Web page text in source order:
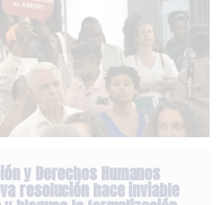
y Derechos Humanos
resolución hace inviable